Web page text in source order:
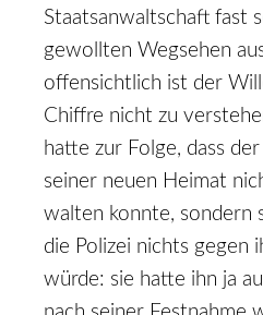
Staatsanwaltschaft fast
gewollten Wegsehen
offensichtlich ist der
Chiffre nicht zu
hatte zur Folge, dass
seiner neuen Heimat
walten konnte, sondern
die Polizei nichts gegen
würde: sie hatte ihn ja